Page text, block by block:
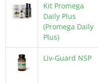
Kit Promega
Daily Plus
(Promega Daily
Plus)
Liv-Guard NSP